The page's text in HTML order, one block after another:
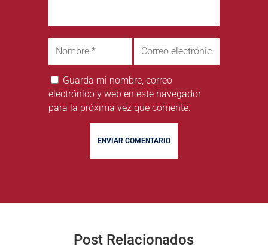
Guarda mi nombre, correo
electrónico y web en este navegador
para la próxima vez que comente.
ENVIAR COMENTARIO
Post Relacionados